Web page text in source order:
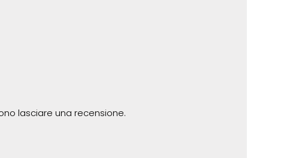
lasciare una recensione.